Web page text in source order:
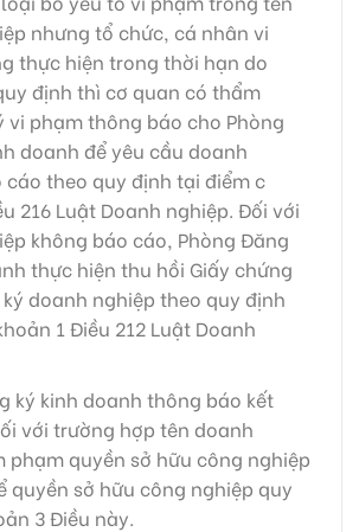
nhưng tổ chức, cá nhân vi
thực hiện trong thời hạn do
định thì cơ quan có thẩm
vi phạm thông báo cho Phòng
doanh để yêu cầu doanh
cáo theo quy định tại điểm c
216 Luật Doanh nghiệp. Đối với
không báo cáo, Phòng Đăng
thực hiện thu hồi Giấy chứng
doanh nghiệp theo quy định
1 Điều 212 Luật Doanh
ký kinh doanh thông báo kết
với trường hợp tên doanh
phạm quyền sở hữu công nghiệp
quyền sở hữu công nghiệp quy
3 Điều này.